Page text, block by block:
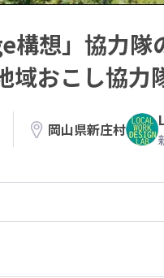
構想」協力隊
域おこし協力
岡山県新庄村